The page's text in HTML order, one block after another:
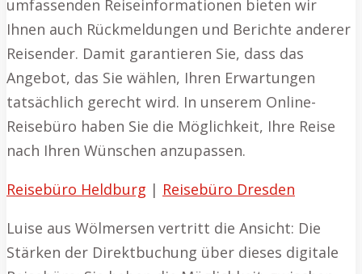
umfassenden Reiseinformationen bieten wir
Ihnen auch Rückmeldungen und Berichte anderer
Reisender. Damit garantieren Sie, dass das
Angebot, das Sie wählen, Ihren Erwartungen
tatsächlich gerecht wird. In unserem Online-
Reisebüro haben Sie die Möglichkeit, Ihre Reise
nach Ihren Wünschen anzupassen.
Reisebüro Heldburg | Reisebüro Dresden
Luise aus Wölmersen vertritt die Ansicht: Die
Stärken der Direktbuchung über dieses digitale